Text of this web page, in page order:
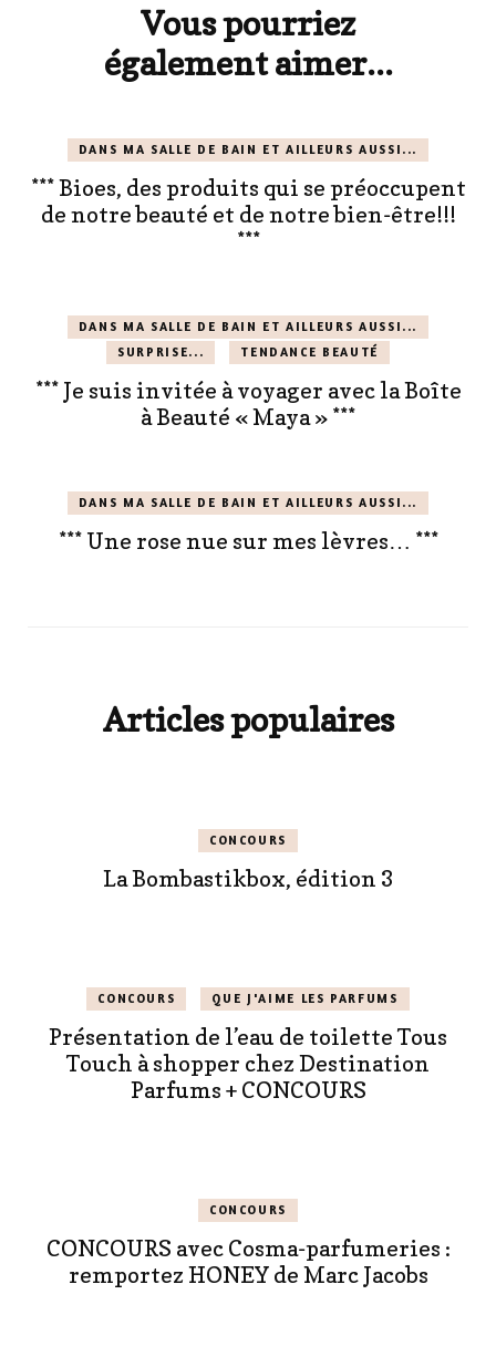
Vous pourriez
également aimer...
DANS MA SALLE DE BAIN ET AILLEURS AUSSI...
*** Bioes, des produits qui se préoccupent
de notre beauté et de notre bien-être!!!
***
DANS MA SALLE DE BAIN ET AILLEURS AUSSI...
SURPRISE...
TENDANCE BEAUTÉ
*** Je suis invitée à voyager avec la Boîte
à Beauté « Maya » ***
DANS MA SALLE DE BAIN ET AILLEURS AUSSI...
*** Une rose nue sur mes lèvres… ***
Articles populaires
CONCOURS
La Bombastikbox, édition 3
CONCOURS QUE J'AIME LES PARFUMS
Présentation de l’eau de toilette Tous
Touch à shopper chez Destination
Parfums + CONCOURS
CONCOURS
CONCOURS avec Cosma-parfumeries :
remportez HONEY de Marc Jacobs